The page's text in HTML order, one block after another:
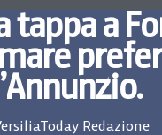
tappa a
Redazione